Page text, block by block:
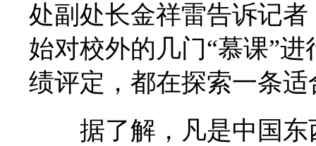
处副处长金祥雷告诉记
始对校外的几门“慕课”
绩评定，都在探索一条
据了解，凡是中国东